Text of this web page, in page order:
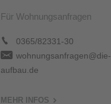
Für Wohnungsanfragen
0365/82331-30
wohnungsanfragen@die-
aufbau.de
MEHR INFOS